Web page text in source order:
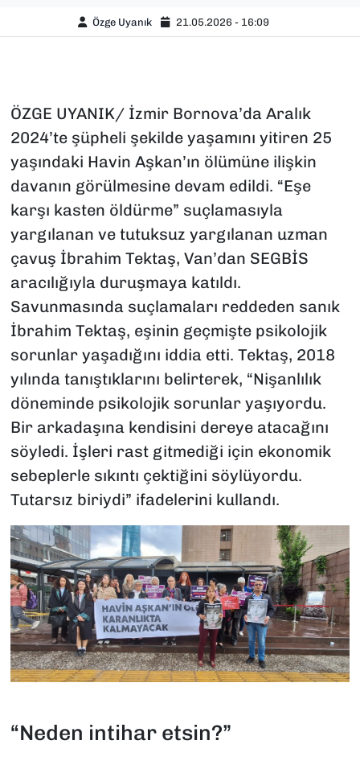
Özge Uyanık 21.05.2026 - 16:09
ÖZGE UYANIK/ İzmir Bornova’da Aralık
2024’te şüpheli şekilde yaşamını yitiren 25
yaşındaki Havin Aşkan’ın ölümüne ilişkin
davanın görülmesine devam edildi. “Eşe
karşı kasten öldürme” suçlamasıyla
yargılanan ve tutuksuz yargılanan uzman
çavuş İbrahim Tektaş, Van’dan SEGBİS
aracılığıyla duruşmaya katıldı.
Savunmasında suçlamaları reddeden sanık
İbrahim Tektaş, eşinin geçmişte psikolojik
sorunlar yaşadığını iddia etti. Tektaş, 2018
yılında tanıştıklarını belirterek, “Nişanlılık
döneminde psikolojik sorunlar yaşıyordu.
Bir arkadaşına kendisini dereye atacağını
söyledi. İşleri rast gitmediği için ekonomik
sebeplerle sıkıntı çektiğini söylüyordu.
Tutarsız biriydi” ifadelerini kullandı.
“Neden intihar etsin?”